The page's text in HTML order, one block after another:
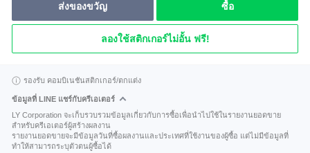
ส่งของขวัญ ซื้อ
ลองใช้สติกเกอร์ไม่อั้น ฟรี!
รองรับ คอมบิเนชันสติกเกอร์/ตกแต่ง
ข้อมูลที่ LINE แชร์กับครีเอเตอร์
LY Corporation จะเก็บรวบรวมข้อมูลเกี่ยวกับการซื้อเพื่อนำไปใช้ในรายงานยอดขาย
สำหรับครีเอเตอร์ผู้สร้างผลงาน
รายงานยอดขายจะมีข้อมูลวันที่ซื้อผลงานและประเทศที่ใช้งานของผู้ซื้อ แต่ไม่มีข้อมูลที่
ทำให้สามารถระบุตัวตนผู้ซื้อได้